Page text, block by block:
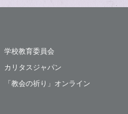
学校教育委員会
カリタスジャパン
「教会の祈り」オンライン